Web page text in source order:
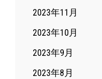
2023年11月
2023年10月
2023年9月
2023年8月